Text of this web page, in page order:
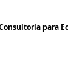
para